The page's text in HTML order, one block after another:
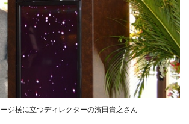
ジ横に立つディレクターの濱田貴之さん